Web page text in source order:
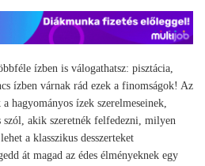
ízben is válogathatsz: pisztácia,
ízben várnak rád ezek a finomságok! Az
a hagyományos ízek szerelmeseinek,
szól, akik szeretnék felfedezni, milyen
a klasszikus desszerteket
át magad az édes élményeknek egy